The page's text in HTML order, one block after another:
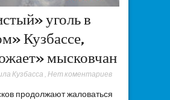
уголь в
Кузбассе,
мысковчан
Кузбасса, Нет коментариев
продолжают жаловаться